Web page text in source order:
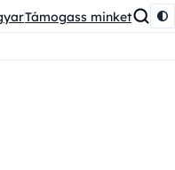
Támogass minket